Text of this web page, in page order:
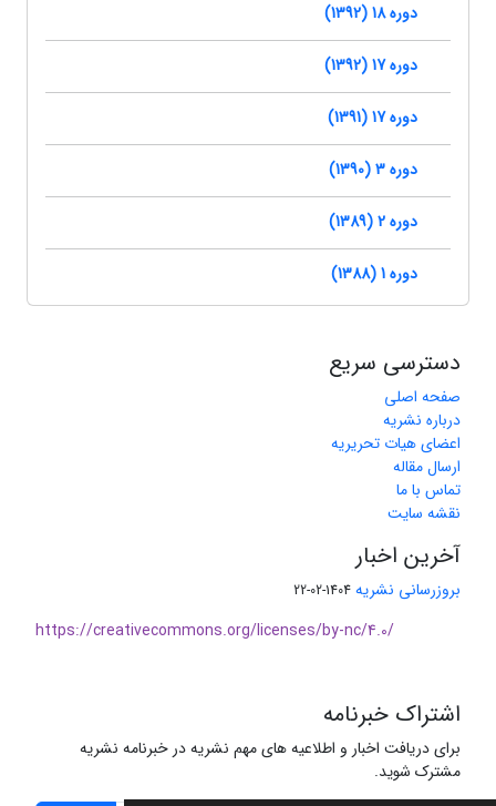
دوره 18 (1392)
دوره 17 (1392)
دوره 17 (1391)
دوره 3 (1390)
دوره 2 (1389)
دوره 1 (1388)
دسترسی سریع
صفحه اصلی
درباره نشریه
اعضای هیات تحریریه
ارسال مقاله
تماس با ما
نقشه سایت
آخرین اخبار
بروزرسانی نشریه 1404-02-22
https://creativecommons.org/licenses/by-nc/4.0/
اشتراک خبرنامه
برای دریافت اخبار و اطلاعیه های مهم نشریه در خبرنامه نشریه
مشترک شوید.